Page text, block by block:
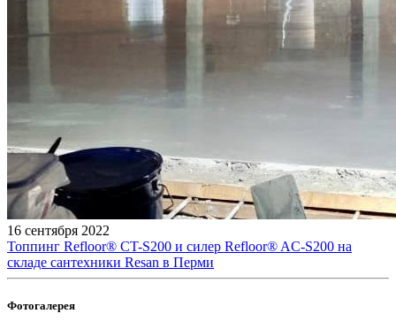
16 сентября 2022
Топпинг Refloor®️ CT-S200 и силер Refloor®️ AC-S200 на
складе сантехники Resan в Перми
Фотогалерея